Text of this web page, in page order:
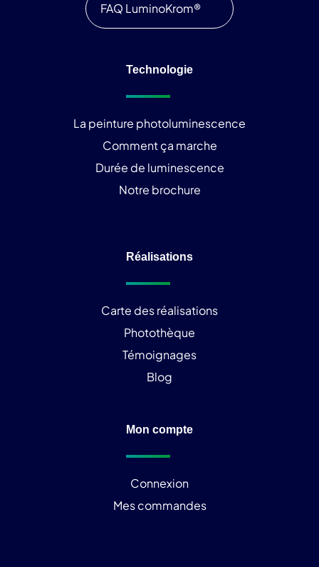
FAQ LuminoKrom®
Technologie
La peinture photoluminescence
Comment ça marche
Durée de luminescence
Notre brochure
Réalisations
Carte des réalisations
Photothèque
Témoignages
Blog
Mon compte
Connexion
Mes commandes